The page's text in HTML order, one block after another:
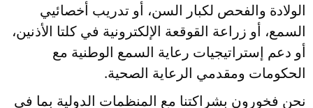
الولادة والفحص لكبار السن، أو تدريب أخصائيي
السمع، أو زراعة القوقعة الإلكترونية في كلتا الأذنين،
أو دعم إستراتيجيات رعاية السمع الوطنية مع
الحكومات ومقدمي الرعاية الصحية.
نحن فخورون بشراكتنا مع المنظمات الدولية بما في